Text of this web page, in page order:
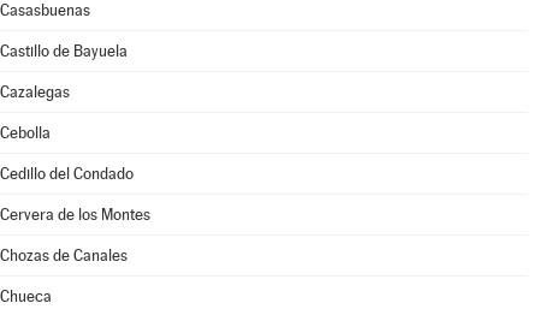
Casasbuenas
Castillo de Bayuela
Cazalegas
Cebolla
Cedillo del Condado
Cervera de los Montes
Chozas de Canales
Chueca